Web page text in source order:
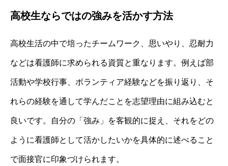
高校生ならではの強みを活かす方法
高校生活の中で培ったチームワーク、思いやり、忍耐力
などは看護師に求められる資質と重なります。例えば部
活動や学校行事、ボランティア経験などを振り返り、そ
れらの経験を通して学んだことを志望理由に組み込むと
良いです。自分の「強み」を客観的に捉え、それをどの
ように看護師として活かしたいかを具体的に述べること
で面接官に印象づけられます。